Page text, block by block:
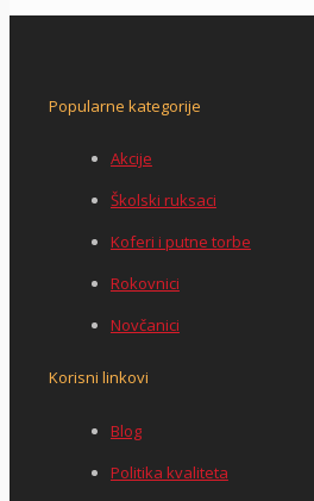
Popularne kategorije
Akcije
Školski ruksaci
Koferi i putne torbe
Rokovnici
Novčanici
Korisni linkovi
Blog
Politika kvaliteta